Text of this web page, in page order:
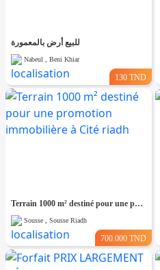
للبيع أرض بالمعمورة
Nabeul , Beni Khiar
130 TND
Terrain 1000 m² destiné pour une promotion immobilière à Cité riadh
Sousse , Sousse Riadh
700.000 TND